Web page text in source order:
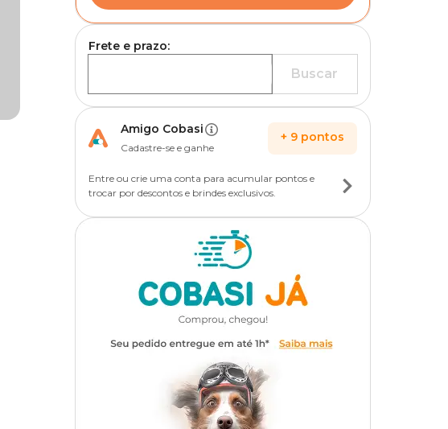
Frete e prazo:
Buscar
Amigo Cobasi
Cadastre-se e ganhe
+ 9 pontos
Entre ou crie uma conta para acumular pontos e
trocar por descontos e brindes exclusivos.